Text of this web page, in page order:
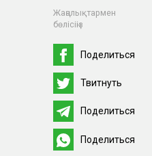
Жаңалықтармен
бөлісіңіз
Поделиться
Твитнуть
Поделиться
Поделиться